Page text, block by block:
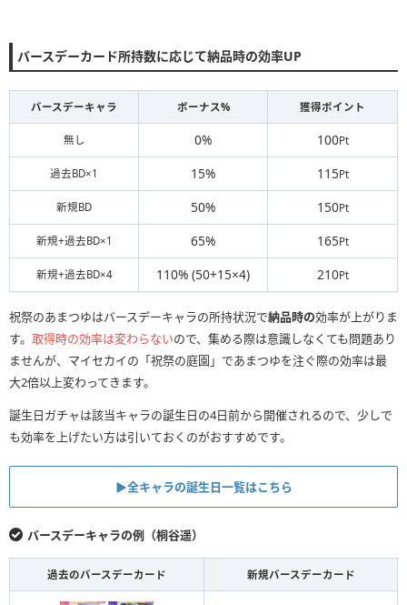
バースデーカード所持数に応じて納品時の効率UP
バースデーキャラ ボーナス% 獲得ポイント
無し 0% 100Pt
過去BD×1 15% 115Pt
新規BD 50% 150Pt
新規+過去BD×1 65% 165Pt
新規+過去BD×4 110% (50+15×4) 210Pt
祝祭のあまつゆはバースデーキャラの所持状況で納品時の効率が上がりま
す。 取得時の効率は変わらないので、集める際は意識しなくても問題あり
ませんが、マイセカイの「祝祭の庭園」であまつゆを注ぐ際の効率は最
大2倍以上変わってきます。
誕生日ガチャは該当キャラの誕生日の4日前から開催されるので、少しで
も効率を上げたい方は引いておくのがおすすめです。
▶︎全キャラの誕生日一覧はこちら
バースデーキャラの例（桐谷遥）
過去のバースデーカード 新規バースデーカード